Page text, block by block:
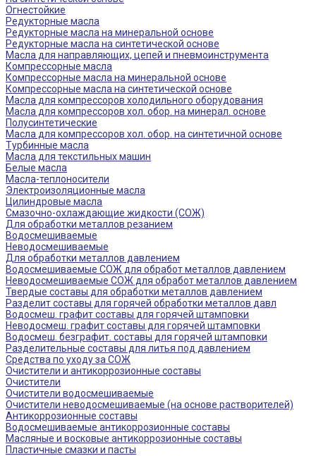
Огнестойкие
Редукторные масла
Редукторные масла на минеральной основе
Редукторные масла на синтетической основе
Масла для направляющих, цепей и пневмоинструмента
Компрессорные масла
Компрессорные масла на минеральной основе
Компрессорные масла на синтетической основе
Масла для компрессоров холодильного оборудования
Масла для компрессоров хол. обор. на минерал. основе
Полусинтетические
Масла для компрессоров хол. обор. на синтетичной основе
Турбинные масла
Масла для текстильных машин
Белые масла
Масла-теплоносители
Электроизоляционные масла
Цилиндровые масла
Смазочно-охлаждающие жидкости (СОЖ)
Для обработки металлов резанием
Водосмешиваемые
Неводосмешиваемые
Для обработки металлов давлением
Водосмешиваемые СОЖ для обработ металлов давлением
Неводосмешиваемые СОЖ для обработ металлов давлением
Твердые составы для обработки металлов давлением
Разделит составы для горячей обработки металлов давл
Водосмеш. графит составы для горячей штамповки
Неводосмеш. графит составы для горячей штамповки
Водосмеш. безграфит. составы для горячей штамповки
Разделительные составы для литья под давлением
Средства по уходу за СОЖ
Очистители и антикоррозионные составы
Очистители
Очистители водосмешиваемые
Очистители неводосмешиваемые (на основе растворителей)
Антикоррозионные составы
Водосмешиваемые антикоррозионные составы
Масляные и восковые антикоррозионные составы
Пластичные смазки и пасты